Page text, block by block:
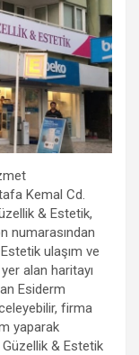
Kemal Cd.
& Estetik,
numarasından
ulaşım ve
alan haritayı
Esiderm
firma
yaparak
& Estetik